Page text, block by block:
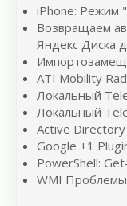
iPhone: Режим
Возвращаем
Яндекс Диска
ATI Mobility
Локальный
Локальный
Active
Google +1
PowerShell:
WMI